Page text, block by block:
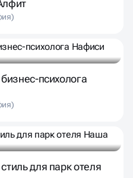
психолога
для парк отеля